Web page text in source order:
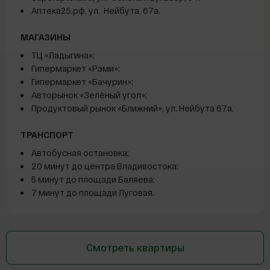
Аптека25.рф, ул. Нейбута, 67а.
МАГАЗИНЫ
ТЦ «Ладыгина»;
Гипермаркет «Рэми»;
Гипермаркет «Бачурин»;
Авторынок «Зелёный угол»;
Продуктовый рынок «Ближний», ул. Нейбута 67а.
ТРАНСПОРТ
Автобусная остановка;
20 минут до центра Владивостока;
5 минут до площади Баляева;
7 минут до площади Луговая.
Смотреть квартиры